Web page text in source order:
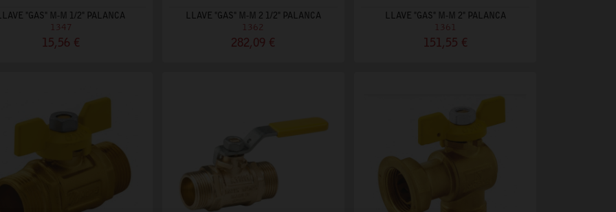
"GAS" M-M 1/2" PALANCA
1347
15,56 €
LLAVE "GAS" M-M 2 1/2" PALANCA
1362
282,09 €
LLAVE "GAS" M-M 2" PALANCA
1361
151,55 €